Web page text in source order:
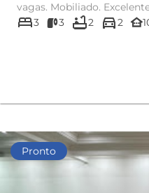
vagas. Mobiliado.
Vista Livre e Perm...
bed3 3 bathtub2 directions_car2 other_houses
Pronto